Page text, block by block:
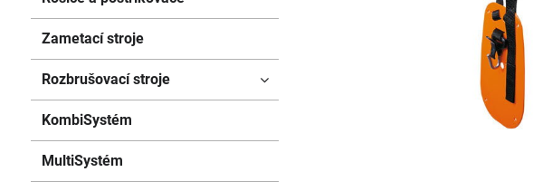
Zametací stroje
Rozbrušovací stroje
KombiSystém
MultiSystém